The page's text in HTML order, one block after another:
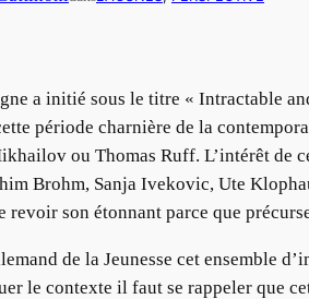
a initié sous le titre « Intractable
période charnière de la
ou Thomas Ruff. L’intérêt de
Brohm, Sanja Ivekovic, Ute
son étonnant parce que
de la Jeunesse cet ensemble
le contexte il faut se rappeler que